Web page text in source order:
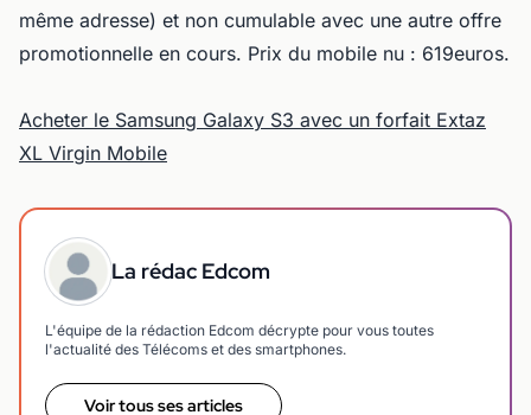
même adresse) et non cumulable avec une autre offre
promotionnelle en cours. Prix du mobile nu : 619euros.
Acheter le Samsung Galaxy S3 avec un forfait Extaz
XL Virgin Mobile
La rédac Edcom
L'équipe de la rédaction Edcom décrypte pour vous toutes
l'actualité des Télécoms et des smartphones.
Voir tous ses articles